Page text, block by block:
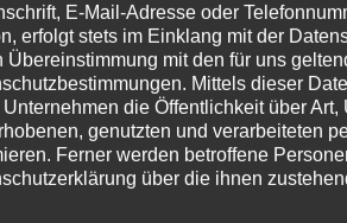
Weiss – dekorativ und modern
stabilem Kunststoffständer
Zweigspitzen
formstabil und
weiteren Größen
E-Mail-Adresse oder
erfolgt stets im Einklang mit der
Übereinstimmung mit den für uns
Mittels dieser
Unternehmen die Öffentlichkeit über
genutzten und verarbeiteten
Ferner werden betroffene
über die ihnen